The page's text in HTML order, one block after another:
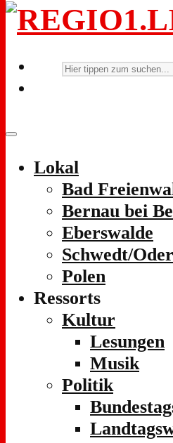
Lokal
Bad
Bernau bei
Eberswalde
Schwedt/Oder
Polen
Ressorts
Kultur
Lesungen
Musik
Politik